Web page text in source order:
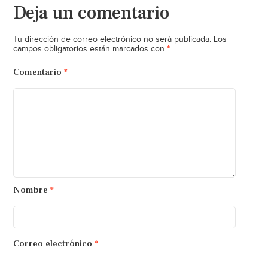
Deja un comentario
Tu dirección de correo electrónico no será publicada. Los
campos obligatorios están marcados con *
Comentario *
Nombre *
Correo electrónico *